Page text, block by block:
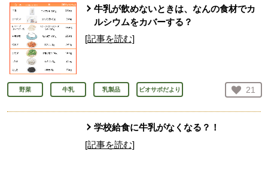
牛乳が飲めないときは、なんの食材でカ
ルシウムをカバーする？
[記事を読む]
野菜 牛乳 乳製品 ビオサポだより お気
21
人
学校給食に牛乳がなくなる？！
[記事を読む]